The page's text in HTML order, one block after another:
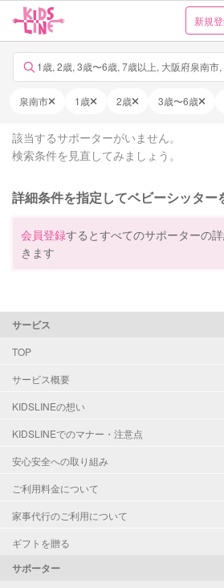
新規
1歳, 2歳, 3歳〜6歳, 7歳以上, 大阪府泉南
泉南市 1歳 2歳 3歳〜6歳
該当するサポーターがいません。
検索条件を見直してみましょう。
詳細条件を指定してベビーシッター
会員登録するとすべてのサポーターの
きます
サービス
TOP
サービス概要
KIDSLINEの想い
KIDSLINEでのマナー・注意点
安心安全への取り組み
ご利用料金について
家事代行のご利用について
ギフトを贈る
サポーター